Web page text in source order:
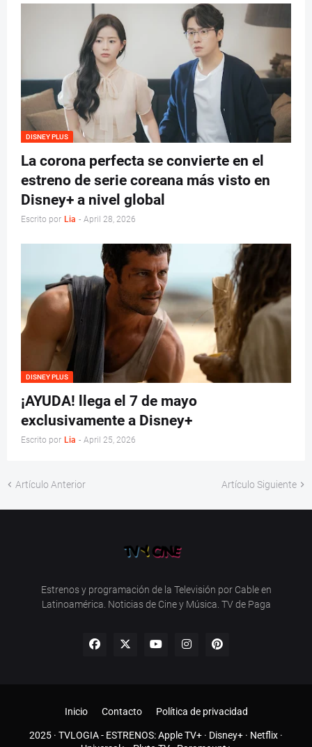
DISNEY PLUS
La corona perfecta se convierte en el
estreno de serie coreana más visto en
Disney+ a nivel global
Escrito por Lia - April 28, 2026
DISNEY PLUS
¡AYUDA! llega el 7 de mayo
exclusivamente a Disney+
Escrito por Lia - April 25, 2026
Artículo Anterior Artículo Siguiente
Estrenos y programación de la Televisión por Cable en
Latinoamérica. Noticias de Cine y Música. TV de Paga
2025 · TVLOGIA- ESTRENOS:Apple TV+ · Disney+ · Netflix ·
Inicio Contacto Política de privacidad